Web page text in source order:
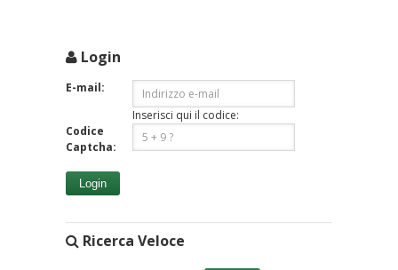
Login
E-mail:
Codice
Captcha:
Inserisci qui il codice:
Login
Ricerca Veloce